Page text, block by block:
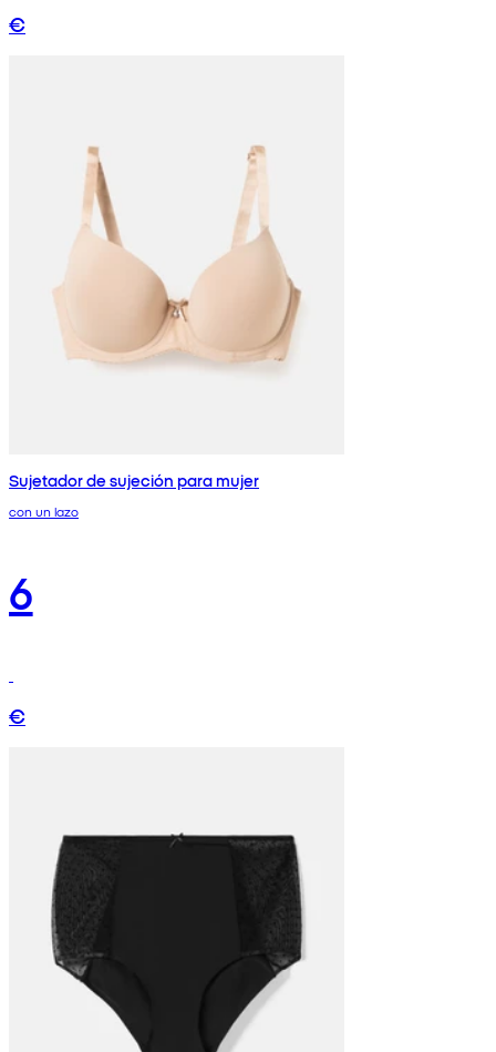
€
Sujetador de sujeción para mujer
con un lazo
6
€